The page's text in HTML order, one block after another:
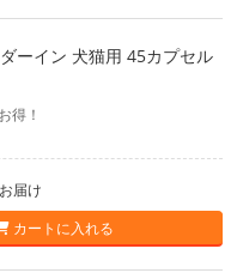
ーイン 犬猫用 45カプセル
得！
届け
カートに入れる